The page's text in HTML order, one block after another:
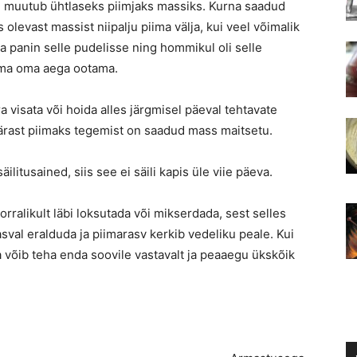
ühtlaseks piimjaks massiks. Kurna saadud
massist niipalju piima välja, kui veel võimalik
panin selle pudelisse ning hommikul oli selle
oma aega ootama.
visata või hoida alles järgmisel päeval tehtavate
piimaks tegemist on saadud mass maitsetu.
siis see ei säili kapis üle viie päeva.
läbi loksutada või mikserdada, sest selles
eralduda ja piimarasv kerkib vedeliku peale. Kui
teha enda soovile vastavalt ja peaaegu ükskõik